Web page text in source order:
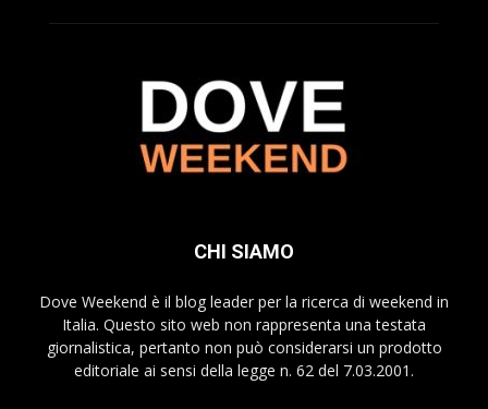
CHI SIAMO
Dove Weekend è il blog leader per la ricerca di weekend in
Italia. Questo sito web non rappresenta una testata
giornalistica, pertanto non può considerarsi un prodotto
editoriale ai sensi della legge n. 62 del 7.03.2001.